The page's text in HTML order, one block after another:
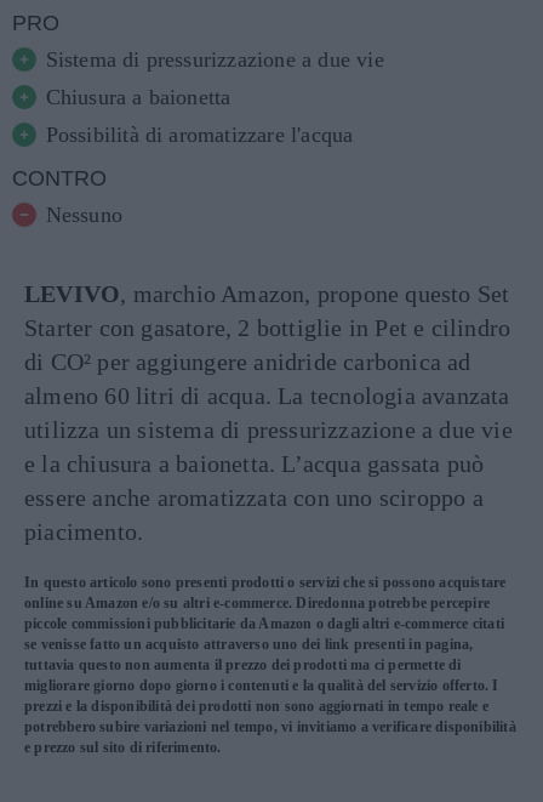
PRO
Sistema di pressurizzazione a due vie
Chiusura a baionetta
Possibilità di aromatizzare l'acqua
CONTRO
Nessuno
LEVIVO, marchio Amazon, propone questo Set
Starter con gasatore, 2 bottiglie in Pet e cilindro
di CO² per aggiungere anidride carbonica ad
almeno 60 litri di acqua. La tecnologia avanzata
utilizza un sistema di pressurizzazione a due vie
e la chiusura a baionetta. L’acqua gassata può
essere anche aromatizzata con uno sciroppo a
piacimento.
In questo articolo sono presenti prodotti o servizi che si possono acquistare
online su Amazon e/o su altri e-commerce. Diredonna potrebbe percepire
piccole commissioni pubblicitarie da Amazon o dagli altri e-commerce citati
se venisse fatto un acquisto attraverso uno dei link presenti in pagina,
tuttavia questo non aumenta il prezzo dei prodotti ma ci permette di
migliorare giorno dopo giorno i contenuti e la qualità del servizio offerto. I
prezzi e la disponibilità dei prodotti non sono aggiornati in tempo reale e
potrebbero subire variazioni nel tempo, vi invitiamo a verificare disponibilità
e prezzo sul sito di riferimento.